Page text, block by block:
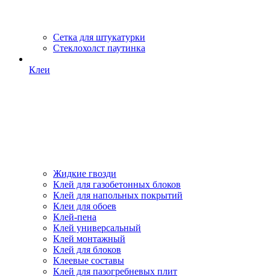
Сетка для штукатурки
Стеклохолст паутинка
Клеи
Жидкие гвозди
Клей для газобетонных блоков
Клей для напольных покрытий
Клеи для обоев
Клей-пена
Клей универсальный
Клей монтажный
Клей для блоков
Клеевые составы
Клей для пазогребневых плит